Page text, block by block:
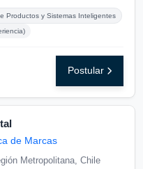
Productos y Sistemas Inteligentes
Postular
de Marcas
Metropolitana, Chile